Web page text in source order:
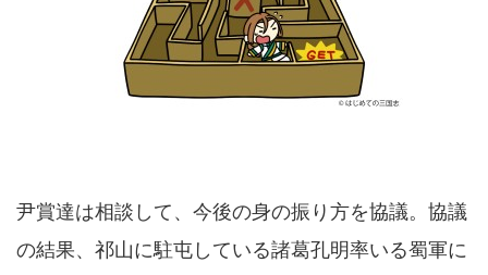
尹賞達は相談して、今後の身の振り方を協議。協議
の結果、祁山に駐屯している諸葛孔明率いる蜀軍に